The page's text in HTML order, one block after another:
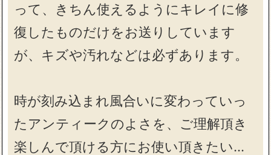
って、きちん使えるようにキレイに修
復したものだけをお送りしています
が、キズや汚れなどは必ずあります。
時が刻み込まれ風合いに変わっていっ
たアンティークのよさを、ご理解頂き
楽しんで頂ける方にお使い頂きたい…